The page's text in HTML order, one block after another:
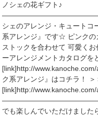
ノシェの花ギフト♪
シェのアレンジ・キュート
系アレンジ』です☆ ピンクの
ストックを合わせて 可愛く
ーアレンジメントカタログ
[link]http://
ク系アレンジ』はコチラ！
[link]http://
でも楽しんでいただけました